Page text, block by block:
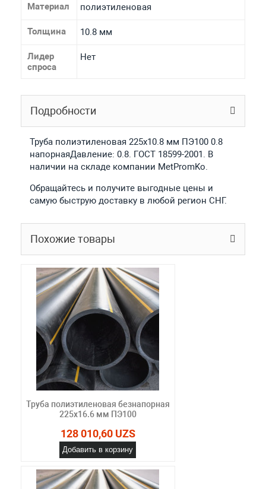
Материал полиэтиленовая
Толщина 10.8 мм
Лидер
спроса
Нет
Подробности
Труба полиэтиленовая 225х10.8 мм ПЭ100 0.8
напорнаяДавление: 0.8. ГОСТ 18599-2001. В
наличии на складе компании MetPromKo.
Обращайтесь и получите выгодные цены и
самую быструю доставку в любой регион СНГ.
Похожие товары
Труба полиэтиленовая безнапорная
225х16.6 мм ПЭ100
128 010,60 UZS
Добавить в корзину